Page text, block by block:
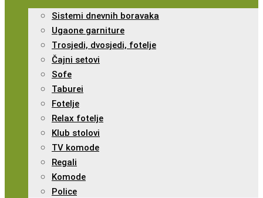
Sistemi dnevnih boravaka
Ugaone garniture
Trosjedi, dvosjedi, fotelje
Čajni setovi
Sofe
Taburei
Fotelje
Relax fotelje
Klub stolovi
TV komode
Regali
Komode
Police